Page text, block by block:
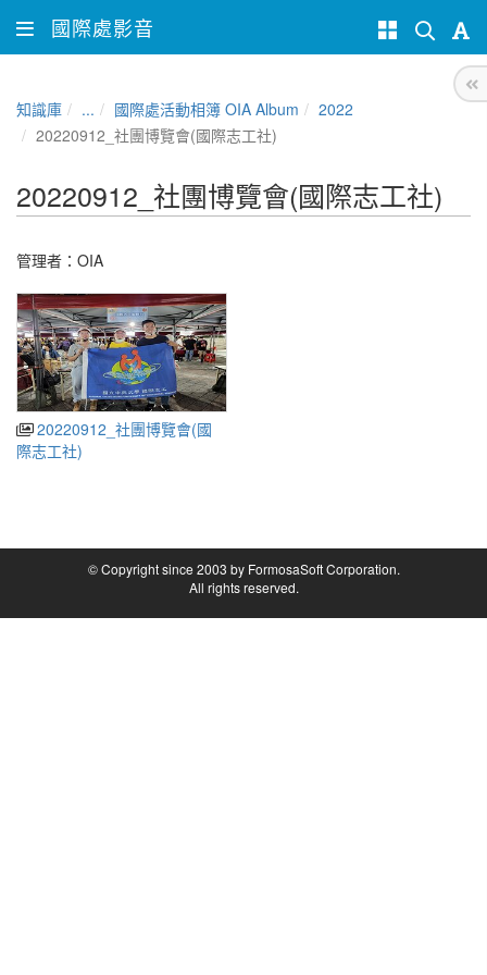
國際處影音
知識庫 ... 國際處活動相簿 OIA Album
2022
20220912_社團博覽會(國際志工社)
20220912_社團博覽會(國際志工社)
管理者： OIA
20220912_社團博覽會(國
際志工社)
© Copyright since 2003 by FormosaSoft Corporation.
All rights reserved.